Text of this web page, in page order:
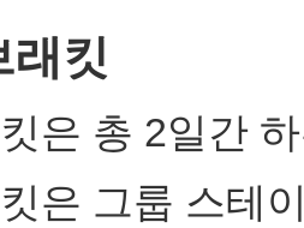
킷
은 총 2일간
은 그룹 스테